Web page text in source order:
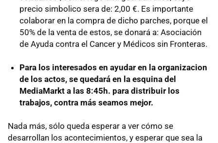
precio simbolico sera de: 2,00 €. Es importante
colaborar en la compra de dicho parches, porque el
50% de la venta de estos, se donará a: Asociación
de Ayuda contra el Cancer y Médicos sin Fronteras.
Para los interesados en ayudar en la organizacion
de los actos, se quedará en la esquina del
MediaMarkt a las 8:45h. para distribuir los
trabajos, contra más seamos mejor.
Nada más, sólo queda esperar a ver cómo se
desarrollan los acontecimientos, y esperar que sea la